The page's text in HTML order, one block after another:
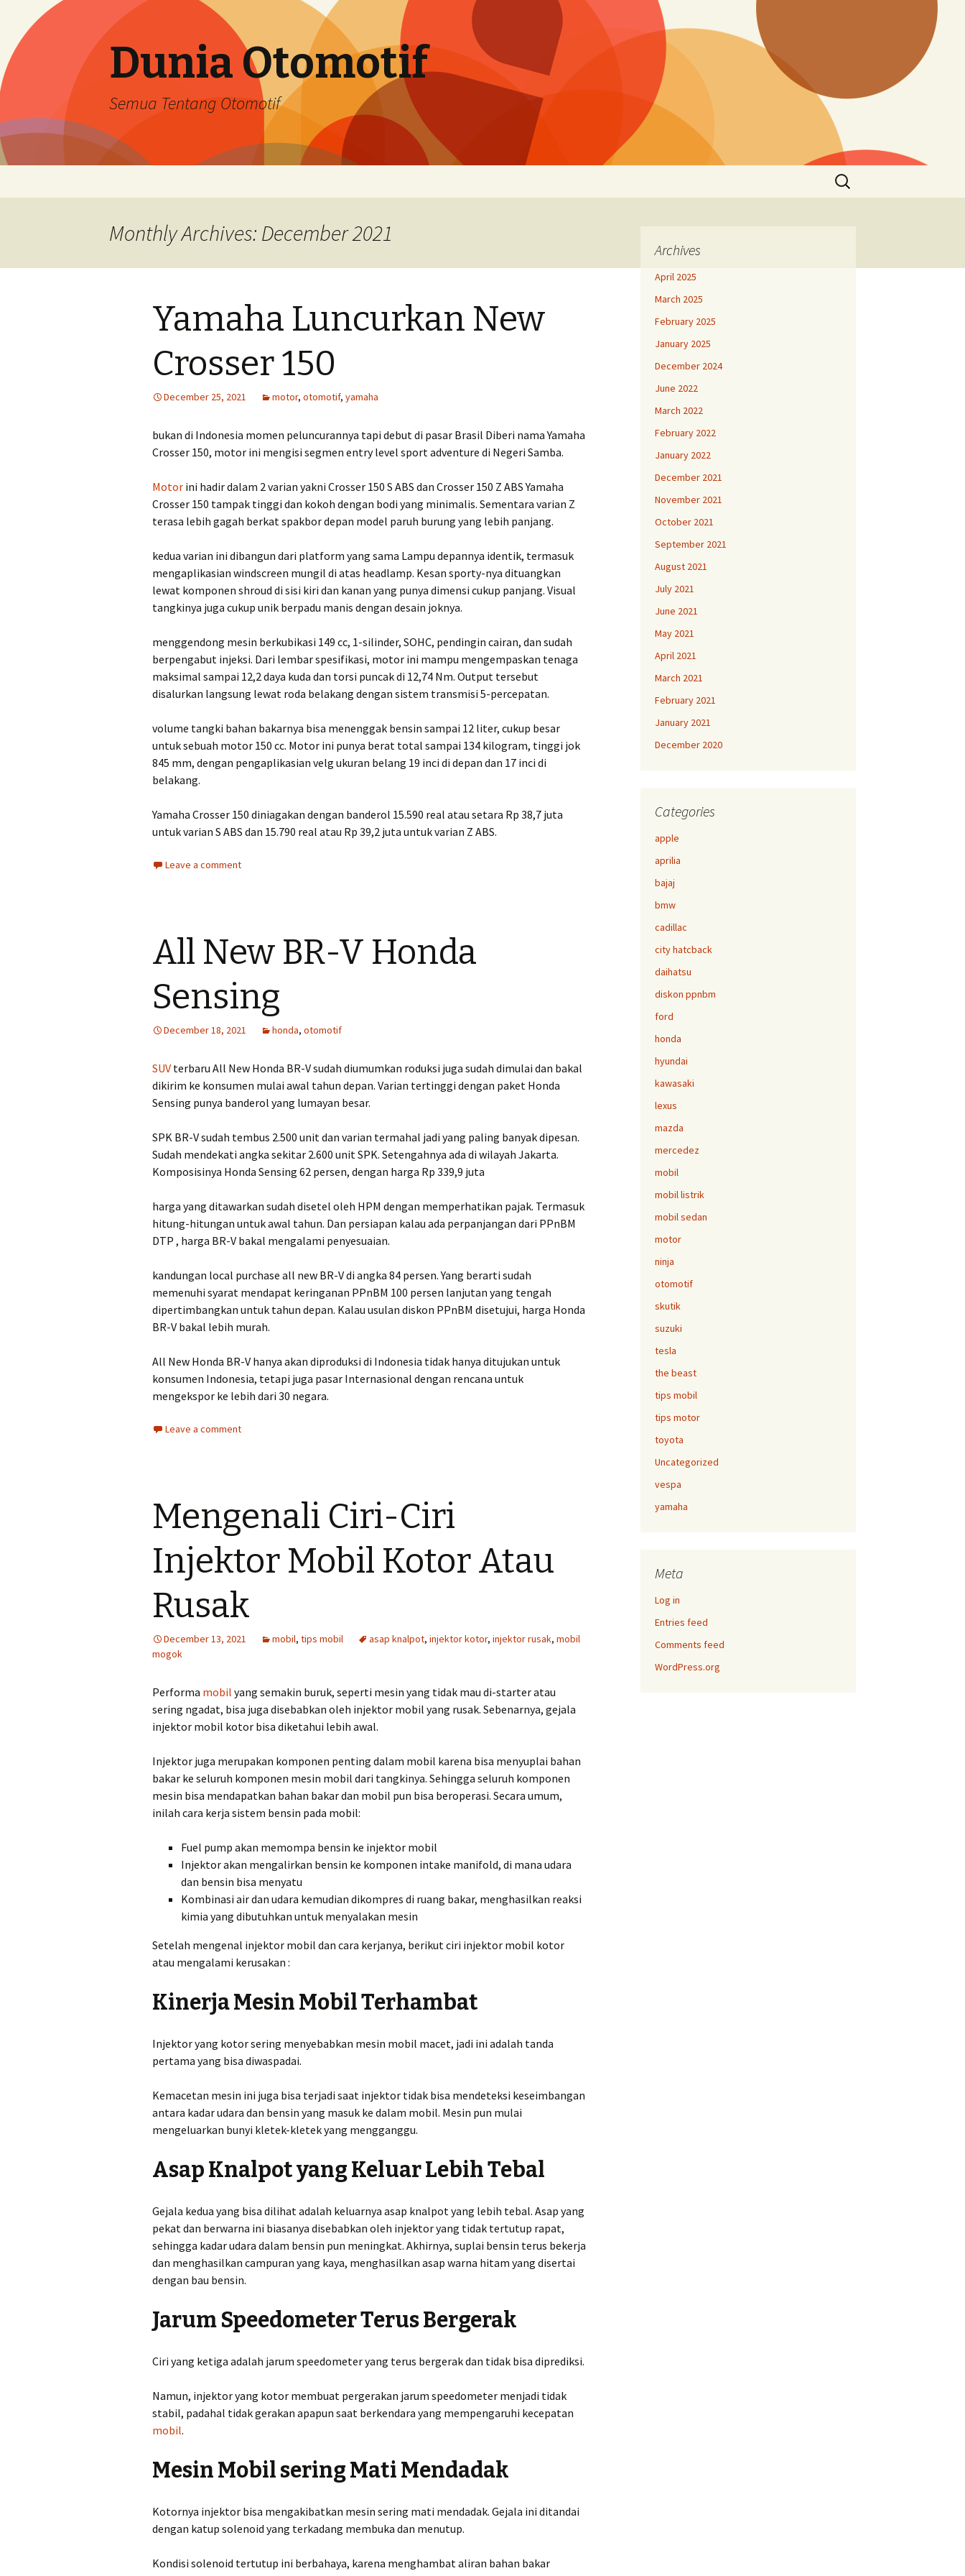
Dunia Otomotif
Semua Tentang Otomotif
Search
for:
Monthly Archives: December 2021
Yamaha Luncurkan New
Crosser 150
December 25, 2021 motor, otomotif, yamaha
bukan di Indonesia momen peluncurannya tapi debut di pasar Brasil Diberi nama Yamaha
Crosser 150, motor ini mengisi segmen entry level sport adventure di Negeri Samba.
Motor ini hadir dalam 2 varian yakni Crosser 150 S ABS dan Crosser 150 Z ABS Yamaha
Crosser 150 tampak tinggi dan kokoh dengan bodi yang minimalis. Sementara varian Z
terasa lebih gagah berkat spakbor depan model paruh burung yang lebih panjang.
kedua varian ini dibangun dari platform yang sama Lampu depannya identik, termasuk
mengaplikasian windscreen mungil di atas headlamp. Kesan sporty-nya dituangkan
lewat komponen shroud di sisi kiri dan kanan yang punya dimensi cukup panjang. Visual
tangkinya juga cukup unik berpadu manis dengan desain joknya.
menggendong mesin berkubikasi 149 cc, 1-silinder, SOHC, pendingin cairan, dan sudah
berpengabut injeksi. Dari lembar spesifikasi, motor ini mampu mengempaskan tenaga
maksimal sampai 12,2 daya kuda dan torsi puncak di 12,74 Nm. Output tersebut
disalurkan langsung lewat roda belakang dengan sistem transmisi 5-percepatan.
volume tangki bahan bakarnya bisa menenggak bensin sampai 12 liter, cukup besar
untuk sebuah motor 150 cc. Motor ini punya berat total sampai 134 kilogram, tinggi jok
845 mm, dengan pengaplikasian velg ukuran belang 19 inci di depan dan 17 inci di
belakang.
Yamaha Crosser 150 diniagakan dengan banderol 15.590 real atau setara Rp 38,7 juta
untuk varian S ABS dan 15.790 real atau Rp 39,2 juta untuk varian Z ABS.
Leave a comment
All New BR-V Honda
Sensing
December 18, 2021 honda, otomotif
SUV terbaru All New Honda BR-V sudah diumumkan roduksi juga sudah dimulai dan bakal
dikirim ke konsumen mulai awal tahun depan. Varian tertinggi dengan paket Honda
Sensing punya banderol yang lumayan besar.
SPK BR-V sudah tembus 2.500 unit dan varian termahal jadi yang paling banyak dipesan.
Sudah mendekati angka sekitar 2.600 unit SPK. Setengahnya ada di wilayah Jakarta.
Komposisinya Honda Sensing 62 persen, dengan harga Rp 339,9 juta
harga yang ditawarkan sudah disetel oleh HPM dengan memperhatikan pajak. Termasuk
hitung-hitungan untuk awal tahun. Dan persiapan kalau ada perpanjangan dari PPnBM
DTP , harga BR-V bakal mengalami penyesuaian.
kandungan local purchase all new BR-V di angka 84 persen. Yang berarti sudah
memenuhi syarat mendapat keringanan PPnBM 100 persen lanjutan yang tengah
dipertimbangkan untuk tahun depan. Kalau usulan diskon PPnBM disetujui, harga Honda
BR-V bakal lebih murah.
All New Honda BR-V hanya akan diproduksi di Indonesia tidak hanya ditujukan untuk
konsumen Indonesia, tetapi juga pasar Internasional dengan rencana untuk
mengekspor ke lebih dari 30 negara.
Leave a comment
Mengenali Ciri-Ciri
Injektor Mobil Kotor Atau
Rusak
December 13, 2021 mobil, tips mobil asap knalpot, injektor kotor, injektor rusak, mobil
mogok
Performa mobil yang semakin buruk, seperti mesin yang tidak mau di-starter atau
sering ngadat, bisa juga disebabkan oleh injektor mobil yang rusak. Sebenarnya, gejala
injektor mobil kotor bisa diketahui lebih awal.
Injektor juga merupakan komponen penting dalam mobil karena bisa menyuplai bahan
bakar ke seluruh komponen mesin mobil dari tangkinya. Sehingga seluruh komponen
mesin bisa mendapatkan bahan bakar dan mobil pun bisa beroperasi. Secara umum,
inilah cara kerja sistem bensin pada mobil:
Fuel pump akan memompa bensin ke injektor mobil
Injektor akan mengalirkan bensin ke komponen intake manifold, di mana udara
dan bensin bisa menyatu
Kombinasi air dan udara kemudian dikompres di ruang bakar, menghasilkan reaksi
kimia yang dibutuhkan untuk menyalakan mesin
Setelah mengenal injektor mobil dan cara kerjanya, berikut ciri injektor mobil kotor
atau mengalami kerusakan :
Kinerja Mesin Mobil Terhambat
Injektor yang kotor sering menyebabkan mesin mobil macet, jadi ini adalah tanda
pertama yang bisa diwaspadai.
Kemacetan mesin ini juga bisa terjadi saat injektor tidak bisa mendeteksi keseimbangan
antara kadar udara dan bensin yang masuk ke dalam mobil. Mesin pun mulai
mengeluarkan bunyi kletek-kletek yang mengganggu.
Asap Knalpot yang Keluar Lebih Tebal
Gejala kedua yang bisa dilihat adalah keluarnya asap knalpot yang lebih tebal. Asap yang
pekat dan berwarna ini biasanya disebabkan oleh injektor yang tidak tertutup rapat,
sehingga kadar udara dalam bensin pun meningkat. Akhirnya, suplai bensin terus bekerja
dan menghasilkan campuran yang kaya, menghasilkan asap warna hitam yang disertai
dengan bau bensin.
Jarum Speedometer Terus Bergerak
Ciri yang ketiga adalah jarum speedometer yang terus bergerak dan tidak bisa diprediksi.
Namun, injektor yang kotor membuat pergerakan jarum speedometer menjadi tidak
stabil, padahal tidak gerakan apapun saat berkendara yang mempengaruhi kecepatan
mobil.
Mesin Mobil sering Mati Mendadak
Kotornya injektor bisa mengakibatkan mesin sering mati mendadak. Gejala ini ditandai
dengan katup solenoid yang terkadang membuka dan menutup.
Kondisi solenoid tertutup ini berbahaya, karena menghambat aliran bahan bakar
Archives
April 2025
March 2025
February 2025
January 2025
December 2024
June 2022
March 2022
February 2022
January 2022
December 2021
November 2021
October 2021
September 2021
August 2021
July 2021
June 2021
May 2021
April 2021
March 2021
February 2021
January 2021
December 2020
Categories
apple
aprilia
bajaj
bmw
cadillac
city hatcback
daihatsu
diskon ppnbm
ford
honda
hyundai
kawasaki
lexus
mazda
mercedez
mobil
mobil listrik
mobil sedan
motor
ninja
otomotif
skutik
suzuki
tesla
the beast
tips mobil
tips motor
toyota
Uncategorized
vespa
yamaha
Meta
Log in
Entries feed
Comments feed
WordPress.org